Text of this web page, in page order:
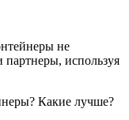
не
используя
Какие лучше?